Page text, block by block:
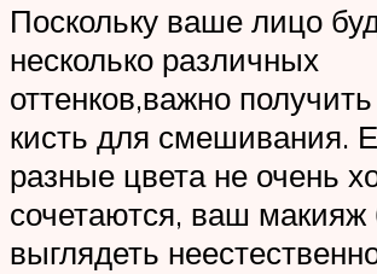
Поскольку ваше лицо
несколько различных
оттенков,важно
кисть для смешивания.
разные цвета не очень
сочетаются, ваш макияж
выглядеть